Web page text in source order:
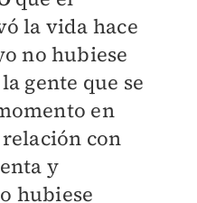
la vida hace
no hubiese
gente que se
en
con
y
hubiese